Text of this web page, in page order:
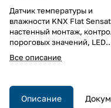
Датчик температуры и
влажности KNX Flat
настенный монтаж,
пороговых значений, LED
индикация относительной
влажности, до 10
Все описание
Описание